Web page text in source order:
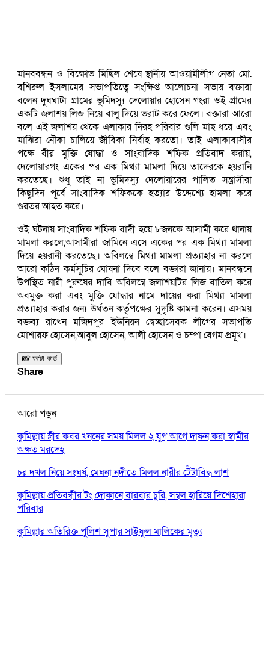
মানববন্ধন ও বিক্ষোভ মিছিল শেষে স্থানীয় আওয়ামীলীগ নেতা মো.
বশিরুল ইসলামের সভাপতিত্বে সংক্ষিপ্ত আলোচনা সভায় বক্তারা
বলেন দুধঘাটা গ্রামের ভূমিদস্যু দেলোয়ার হোসেন গংরা ওই গ্রামের
একটি জলাশয় লিজ নিয়ে বালু দিয়ে ভরাট করে ফেলে। বক্তারা আরো
বলে এই জলাশয় থেকে এলাকার নিরহ পরিবার গুলি মাছ ধরে এবং
মাঝিরা নৌকা চালিয়ে জীবিকা নির্বাহ করতো। তাই এলাকাবাসীর
পক্ষে বীর মুক্তি যোদ্ধা ও সাংবাদিক শফিক প্রতিবাদ করায়,
দেলোয়ারগং একের পর এক মিথ্যা মামলা দিয়ে তাদেরকে হয়রানি
করতেছে। শুধু তাই না ভূমিদস্যু দেলোয়ারের পালিত সন্ত্রাসীরা
কিছুদিন পূর্বে সাংবাদিক শফিককে হত্যার উদ্দেশ্যে হামলা করে
গুরতর আহত করে।
ওই ঘটনায় সাংবাদিক শফিক বাদী হয়ে ৮জনকে আসামী করে থানায়
মামলা করলে,আসামীরা জামিনে এসে একের পর এক মিথ্যা মামলা
দিয়ে হয়রানী করতেছে। অবিলম্বে মিথ্যা মামলা প্রত্যাহার না করলে
আরো কঠিন কর্মসূচির ঘোষনা দিবে বলে বক্তারা জানায়। মানবন্ধনে
উপস্থিত নারী পুরুষের দাবি অবিলম্বে জলাশয়টির লিজ বাতিল করে
অবমুক্ত করা এবং মুক্তি যোদ্ধার নামে দায়ের করা মিথ্যা মামলা
প্রত্যাহার করার জন্য উর্ধতন কর্তৃপক্ষের সুদৃষ্টি কামনা করেন। এসময়
বক্তব্য রাখেন মজিদপুর ইউনিয়ন স্বেচ্ছাসেবক লীগের সভাপতি
মোশারফ হোসেন,আবুল হোসেন, আলী হোসেন ও চম্পা বেগম প্রমূখ।
📸 ফটো কার্ড
Share
আরো পড়ুন
কুমিল্লায় স্ত্রীর কবর খননের সময় মিলল ২ যুগ আগে দাফন করা স্বামীর
অক্ষত মরদেহ
চর দখল নিয়ে সংঘর্ষ, মেঘনা নদীতে মিলল নারীর টেঁটাবিদ্ধ লাশ
কুমিল্লায় প্রতিবন্ধীর টং দোকানে বারবার চুরি, সম্বল হারিয়ে দিশেহারা
পরিবার
কুমিল্লার অতিরিক্ত পুলিশ সুপার সাইফুল মালিকের মৃত্যু